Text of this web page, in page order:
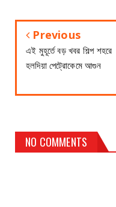
Previous
এই মুহূর্তে বড় খবর শিল্প শহরে
হলদিয়া পেট্রোকেমে আগুন
NO COMMENTS